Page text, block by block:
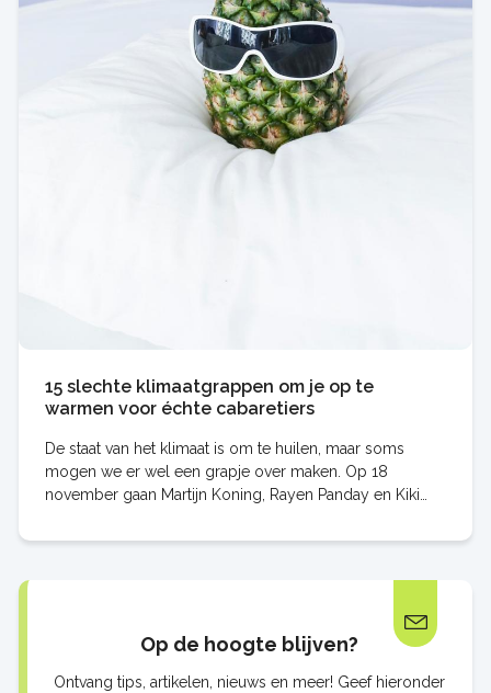
15 slechte klimaatgrappen om je op te
warmen voor échte cabaretiers
De staat van het klimaat is om te huilen, maar soms
mogen we er wel een grapje over maken. Op 18
november gaan Martijn Koning, Rayen Panday en Kiki
Op de hoogte blijven?
Ontvang tips, artikelen, nieuws en meer! Geef hieronder